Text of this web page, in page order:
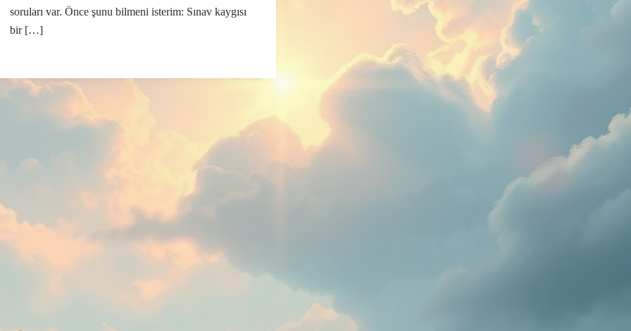
soruları var. Önce şunu bilmeni isterim: Sınav kaygısı
bir […]